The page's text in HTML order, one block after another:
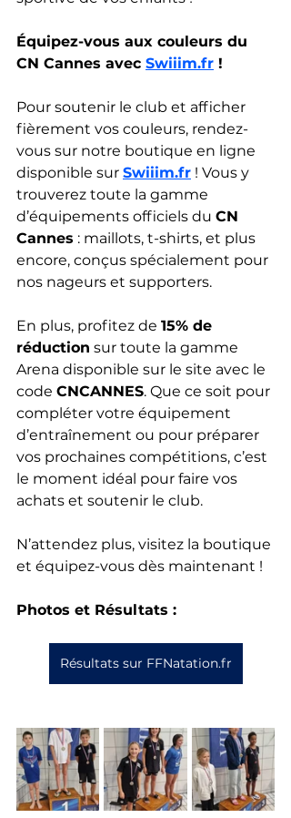
Équipez-vous aux couleurs du
CN Cannes avec Swiiim.fr !
Pour soutenir le club et afficher
fièrement vos couleurs, rendez-
vous sur notre boutique en ligne
disponible sur Swiiim.fr ! Vous y
trouverez toute la gamme
d’équipements officiels du CN
Cannes : maillots, t-shirts, et plus
encore, conçus spécialement pour
nos nageurs et supporters.
En plus, profitez de 15% de
réduction sur toute la gamme
Arena disponible sur le site avec le
code CNCANNES. Que ce soit pour
compléter votre équipement
d’entraînement ou pour préparer
vos prochaines compétitions, c’est
le moment idéal pour faire vos
achats et soutenir le club.
N’attendez plus, visitez la boutique
et équipez-vous dès maintenant !
Photos et Résultats :
Résultats sur FFNatation.fr